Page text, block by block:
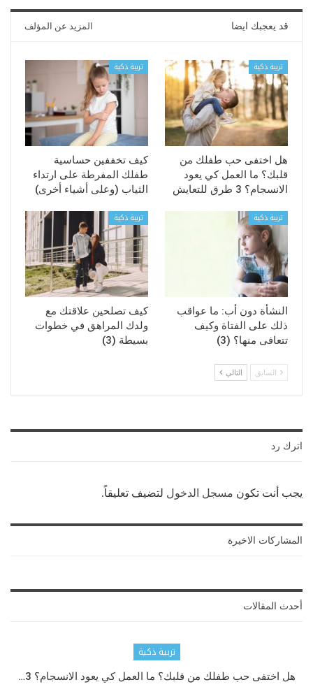
قد يعجبك ايضا المزيد عن المؤلف
تربية ذكية
هل اختفى حب طفلك من
قلبك؟ ما العمل كي يعود
الانسجام؟ 3 طرق للتعايش
تربية ذكية
كيف تخففين حساسية
طفلك المفرطة على ارتداء
الثياب (وعلى أشياء أخرى)
تربية ذكية
النشأة دون أب: ما عواقب
ذلك على الفتاة وكيف
تتعافى منها؟ (3)
تربية ذكية
كيف تصلحين علاقتك مع
ولدك المراهق في خطوات
بسيطة (3)
السابق التالي
اترك رد
يجب أنت تكون مسجل الدخول لتضيف تعليقاً.
المشاركات الاخيرة
أحدث المقالات
تربية ذكية
هل اختفى حب طفلك من قلبك؟ ما العمل كي يعود الانسجام؟ 3…